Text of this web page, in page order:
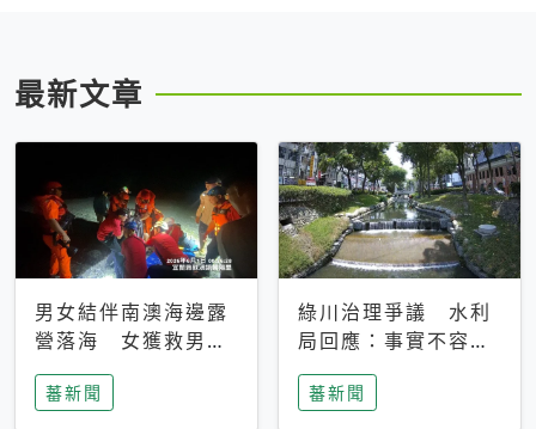
最新文章
男女結伴南澳海邊露
營落海 女獲救男仍
搜救中
蕃新聞
綠川治理爭議 水利
局回應：事實不容被
選擇性解讀
蕃新聞